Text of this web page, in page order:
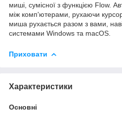
миші, сумісної з функцією Flow.
між комп'ютерами, рухаючи
миша рухається разом з вами,
системами Windows та macOS.
Приховати
Характеристики
Основні